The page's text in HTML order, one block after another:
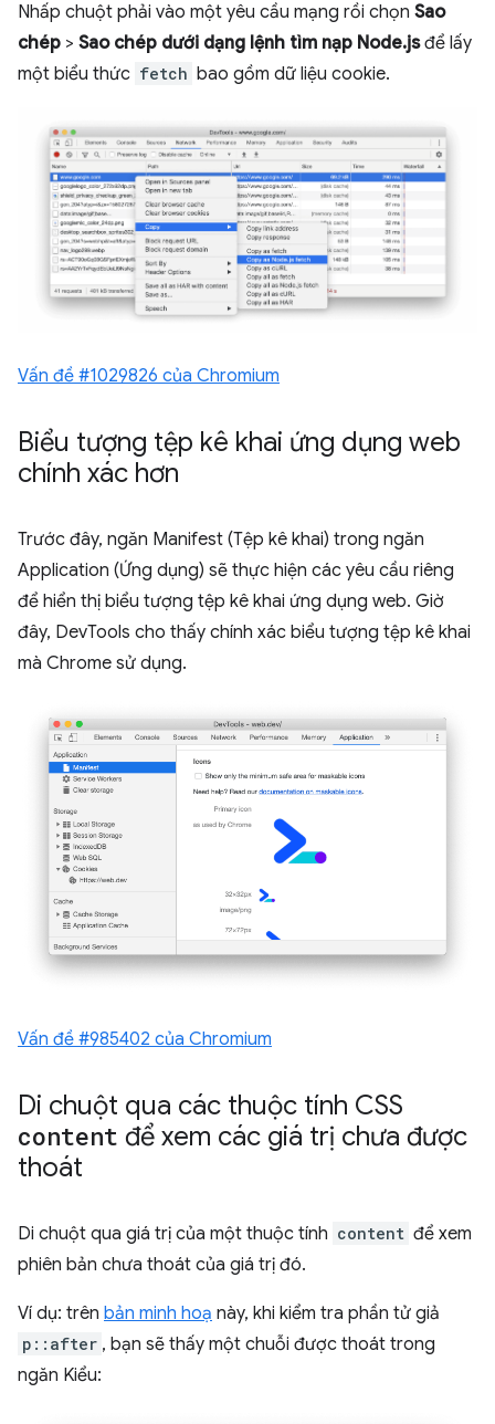
Nhấp chuột phải vào một yêu cầu mạng rồi chọn Sao
chép > Sao chép dưới dạng lệnh tìm nạp Node.jsđể lấy
một biểu thức fetch bao gồm dữ liệu cookie.
Vấn đề #1029826 của Chromium
Biểu tượng tệp kê khai ứng dụng web
chính xác hơn
Trước đây, ngăn Manifest (Tệp kê khai) trong ngăn
Application (Ứng dụng) sẽ thực hiện các yêu cầu riêng
để hiển thị biểu tượng tệp kê khai ứng dụng web. Giờ
đây, DevTools cho thấy chính xác biểu tượng tệp kê khai
mà Chrome sử dụng.
Vấn đề #985402 của Chromium
Di chuột qua các thuộc tính CSS
content để xem các giá trị chưa được
thoát
Di chuột qua giá trị của một thuộc tính content để xem
phiên bản chưa thoát của giá trị đó.
Ví dụ: trên bản minh hoạ này, khi kiểm tra phần tử giả
p::after , bạn sẽ thấy một chuỗi được thoát trong
ngăn Kiểu: